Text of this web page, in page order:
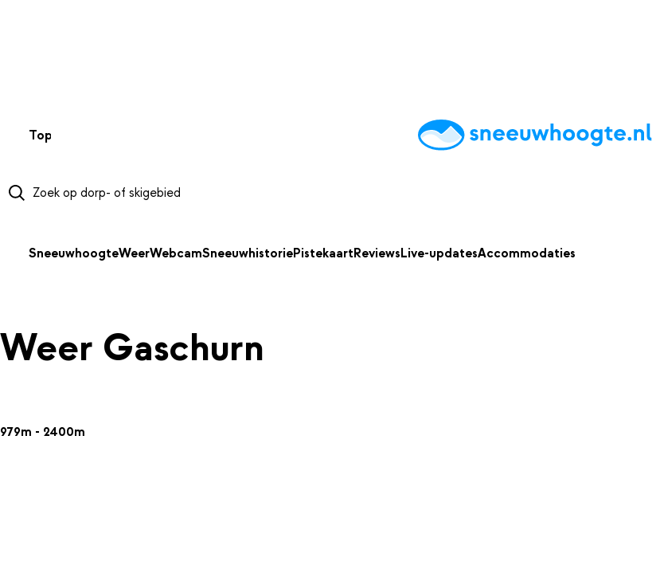
Top 50 AccommodatiesTipsReviewsLive updatesApp
SneeuwhoogteWeerWebcamSneeuwhistoriePistekaartReviewsLive-updatesAccommodaties
Weer Gaschurn
979m - 2400m